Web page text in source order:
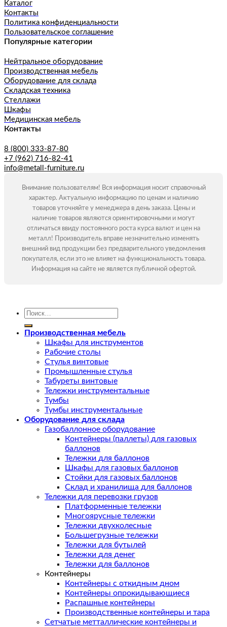
Каталог
Контакты
Политика конфиденциальности
Пользовательское соглашение
Популярные категории
Нейтральное оборудование
Производственная мебель
Оборудование для склада
Складская техника
Стеллажи
Шкафы
Медицинская мебель
Контакты
8 (800) 333-87-80
+7 (962) 716-82-41
info@metall-furniture.ru
Внимание пользователям! Вся информация носит справочный
характер. Актуальную информацию по ценам и наличию
товаров уточняйте у менеджера в день заказа. Цены и
наличие товаров являются ориентировочными и могут
отличаться ввиду постоянного роста курса валют и цен на
металл! Производитель вправе незначительно изменять
внешний вид продукции без предварительного уведомления
покупателя, если это не влияет на функциональность товара.
Информация на сайте не является публичной офертой.
Искать:
Производственная мебель
Шкафы для инструментов
Рабочие столы
Стулья винтовые
Промышленные стулья
Табуреты винтовые
Тележки инструментальные
Тумбы
Тумбы инструментальные
Оборудование для склада
Газобаллонное оборудование
Контейнеры (паллеты) для газовых
баллонов
Тележки для баллонов
Шкафы для газовых баллонов
Стойки для газовых баллонов
Склад и хранилища для баллонов
Тележки для перевозки грузов
Платформенные тележки
Многоярусные тележки
Тележки двухколесные
Большегрузные тележки
Тележки для бутылей
Тележки для денег
Тележки для баллонов
Контейнеры
Контейнеры с откидным дном
Контейнеры опрокидывающиеся
Распашные контейнеры
Производственные контейнеры и тара
Сетчатые метталлические контейнеры и